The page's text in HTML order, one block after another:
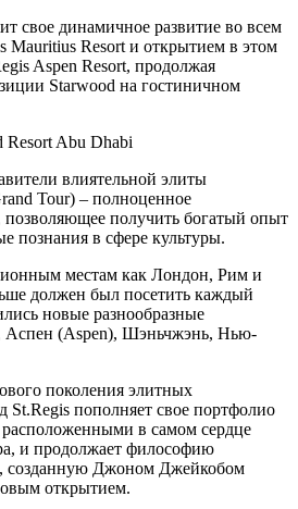
свое динамичное развитие во всем
Mauritius Resort и открытием в этом
Aspen Resort, продолжая
Starwood на гостиничном
влиятельной элиты
Tour) – полноценное
получить богатый опыт
познания в сфере культуры.
местам как Лондон, Рим и
должен был посетить каждый
новые разнообразные
Аспен (Aspen), Шэньчжэнь, Нью-
поколения элитных
St.Regis пополняет свое портфолио
в самом сердце
и продолжает философию
созданную Джоном Джейкобом
открытием.